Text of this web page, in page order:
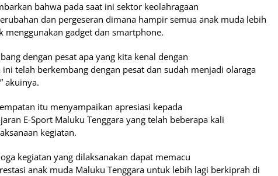
bahwa pada saat ini sektor keolahragaan
dan pergeseran dimana hampir semua anak muda lebih
menggunakan gadget dan smartphone.
dengan pesat apa yang kita kenal dengan
ini telah berkembang dengan pesat dan sudah menjadi olaraga
akuinya.
itu menyampaikan apresiasi kepada
E-Sport Maluku Tenggara yang telah beberapa kali
kegiatan.
kegiatan yang dilaksanakan dapat memacu
anak muda Maluku Tenggara untuk lebih lagi berkiprah di